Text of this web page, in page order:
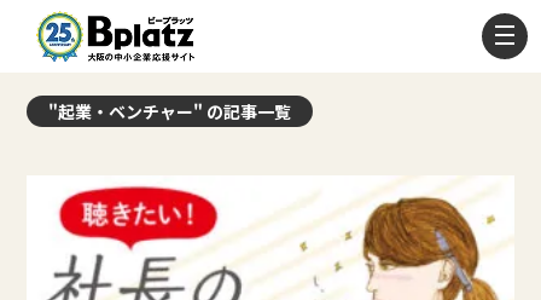
"起業・ベンチャー" の記事一覧